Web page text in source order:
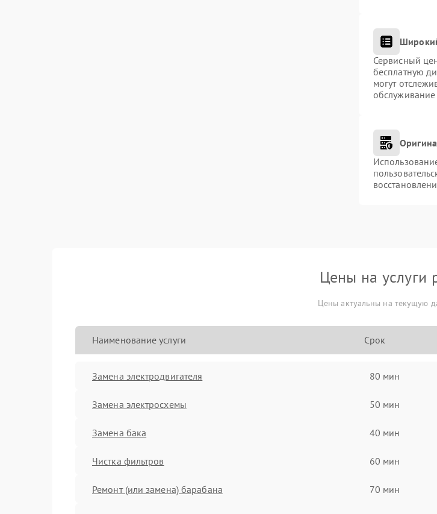
Сервисный
бесплатную
могут
Цены на услуги
Цены актуальны на текущую
Наименование услуги Срок
Замена электродвигателя 80 мин
Замена электросхемы 50 мин
Замена бака 40 мин
Чистка фильтров 60 мин
Ремонт (или замена) барабана 70 мин